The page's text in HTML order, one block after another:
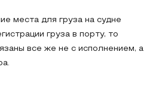
места для груза на судне
груза в порту, то
все же не с исполнением, а